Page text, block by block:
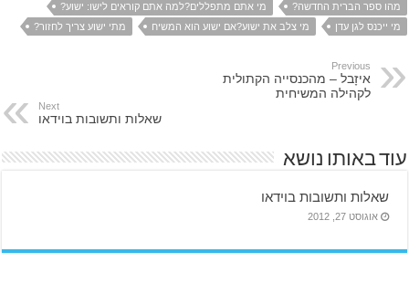
מהו ספר הברית החדשה?
מי אתם מתפללים?למה אתם קוראים לישו: ישוע?
מי ייכנס לגן עדן
מי צלב את ישוע?אם ישוע הוא המשיח מתי ישוע צריך לחזור?
Previous
איזָבל – מהכנסייה הקתולית
לקהילה המשיחית
Next
שאלות ותשובות בוידאו
עוד באותו נושא
שאלות ותשובות בוידאו
אוגוסט 27, 2012